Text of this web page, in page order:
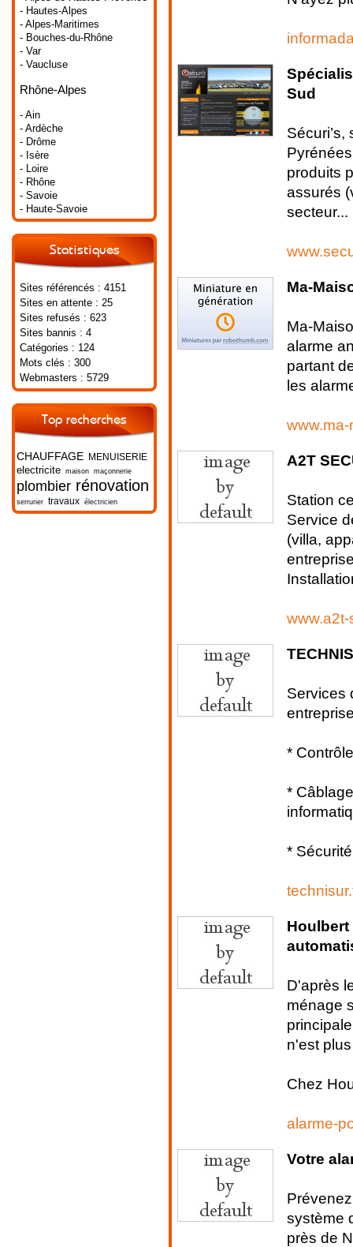
- Hautes-Alpes
- Alpes-Maritimes
- Bouches-du-Rhône
- Var
- Vaucluse
Rhône-Alpes
- Ain
- Ardèche
- Drôme
- Isère
- Loire
- Rhône
- Savoie
- Haute-Savoie
Statistiques
Sites référencés : 4151
Sites en attente : 25
Sites refusés : 623
Sites bannis : 4
Catégories : 124
Mots clés : 300
Webmasters : 5729
Top recherches
CHAUFFAGE MENUISERIE
electricite maison maçonnerie
plombier rénovation
serrurier travaux électricien
Sud
produits
assurés
secteur...
Ma-
Ma-
alarme
partant
les
A2T
Station
Service
(villa,
Services
*
*
*
Houlbert
D'après
ménage
n'est
Chez
alarme-
Votre
système
près de